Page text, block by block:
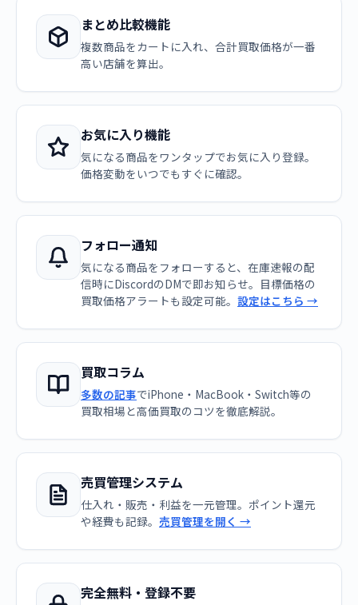
まとめ比較機能
複数商品をカートに入れ、合計買取価格が一番
高い店舗を算出。
お気に入り機能
気になる商品をワンタップでお気に入り登録。
価格変動をいつでもすぐに確認。
フォロー通知
気になる商品をフォローすると、在庫速報の配
信時にDiscordのDMで即お知らせ。目標価格の
買取価格アラートも設定可能。 設定はこちら →
買取コラム
多数の記事でiPhone・MacBook・Switch等の
買取相場と高価買取のコツを徹底解説。
売買管理システム
仕入れ・販売・利益を一元管理。ポイント還元
や経費も記録。 売買管理を開く →
完全無料・登録不要